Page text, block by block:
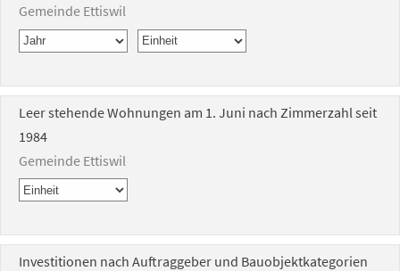
Gemeinde Ettiswil
Leer stehende Wohnungen am 1. Juni nach Zimmerzahl seit
1984
Gemeinde Ettiswil
Investitionen nach Auftraggeber und Bauobjektkategorien